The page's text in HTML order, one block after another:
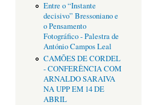
Entre o “Instante
decisivo” Bressoniano e
o Pensamento
Fotográfico - Palestra de
António Campos Leal
CAMÕES DE CORDEL
- CONFERÊNCIA COM
ARNALDO SARAIVA
NA UPP EM 14 DE
ABRIL